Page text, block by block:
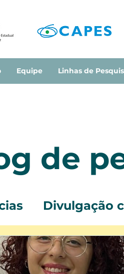
Equipe Linhas de
de
Divulgação